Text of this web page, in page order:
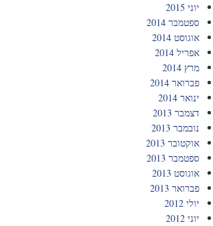
יוני 2015
ספטמבר 2014
אוגוסט 2014
אפריל 2014
מרץ 2014
פברואר 2014
ינואר 2014
דצמבר 2013
נובמבר 2013
אוקטובר 2013
ספטמבר 2013
אוגוסט 2013
פברואר 2013
יולי 2012
יוני 2012